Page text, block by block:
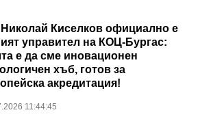
Киселков официално е
управител на КОЦ-Бургас:
е да сме иновационен
хъб, готов за
акредитация!
11:44:45